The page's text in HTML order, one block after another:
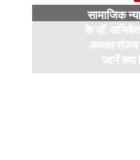
सामाजिक
के डॉ. अभिषेक
अध्यक्ष संजय
जानें क्या